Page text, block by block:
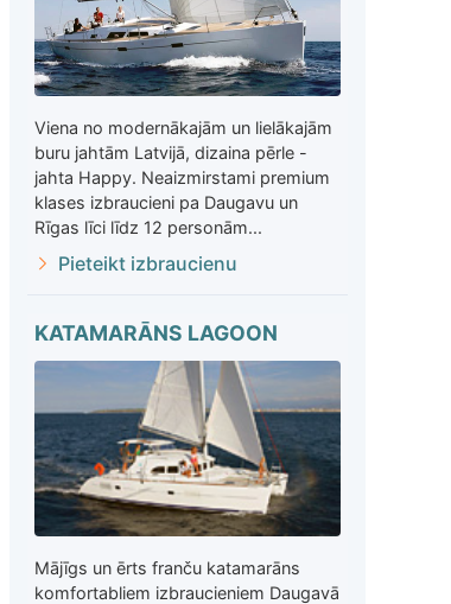
Viena no modernākajām un lielākajām
buru jahtām Latvijā, dizaina pērle -
jahta Happy. Neaizmirstami premium
klases izbraucieni pa Daugavu un
Rīgas līci līdz 12 personām...
Pieteikt izbraucienu
KATAMARĀNS LAGOON
Mājīgs un ērts franču katamarāns
komfortabliem izbraucieniem Daugavā